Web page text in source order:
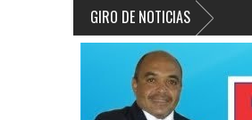
GIRO DE NOTICIAS